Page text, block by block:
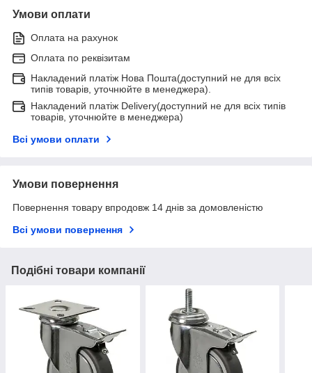
Умови оплати
Оплата на рахунок
Оплата по реквізитам
Накладений платіж Нова Пошта(доступний не для всіх
типів товарів, уточнюйте в менеджера).
Накладений платіж Delivery(доступний не для всіх типів
товарів, уточнюйте в менеджера)
Всі умови оплати
Умови повернення
Повернення товару впродовж 14 днів за домовленістю
Всі умови повернення
Подібні товари компанії